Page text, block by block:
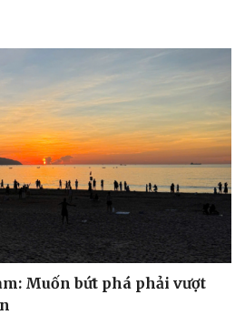
Muốn bứt phá phải vượt